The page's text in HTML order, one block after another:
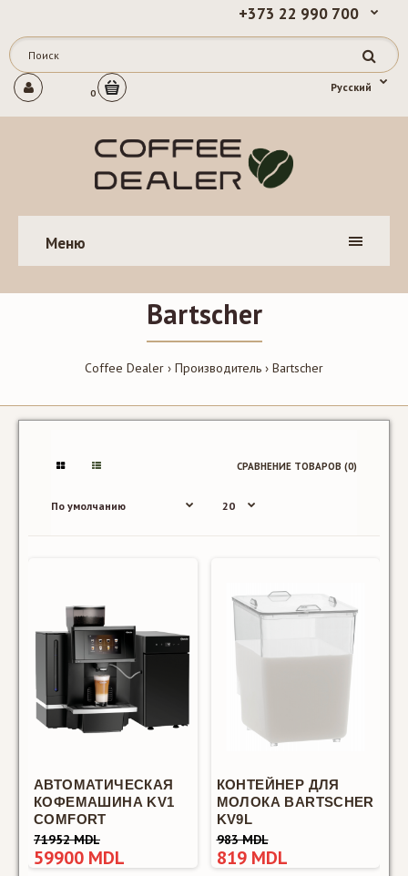
+373 22 990 700
0 Русский
Меню
Bartscher
Coffee Dealer Производитель Bartscher
СРАВНЕНИЕ ТОВАРОВ (0)
АВТОМАТИЧЕСКАЯ
КОФЕМАШИНА KV1
COMFORT
71952 MDL
59900 MDL
КОНТЕЙНЕР ДЛЯ
МОЛОКА BARTSCHER
KV9L
983 MDL
819 MDL